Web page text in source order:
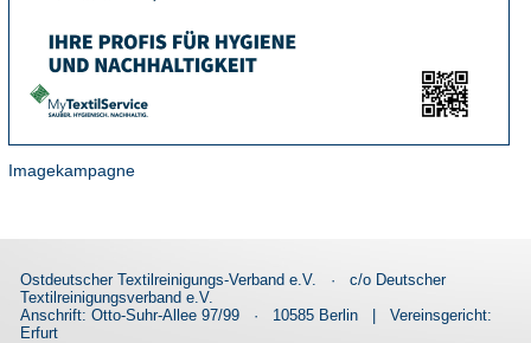
Imagekampagne
Ostdeutscher Textilreinigungs-Verband e.V. ·
c/o Deutscher
Textilreinigungsverband e.V.
Anschrift: Otto-Suhr-Allee 97/99
· 10585 Berlin |
Vereinsgericht:
Erfurt